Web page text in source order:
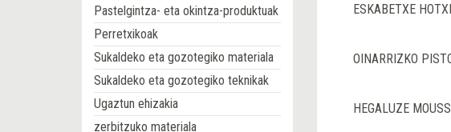
Pastelgintza- eta okintza-produktuak
Perretxikoak
Sukaldeko eta gozotegiko materiala
Sukaldeko eta gozotegiko teknikak
Ugaztun ehizakia
zerbitzuko materiala
ESKABETXE
OINARRIZKO
HEGALUZE